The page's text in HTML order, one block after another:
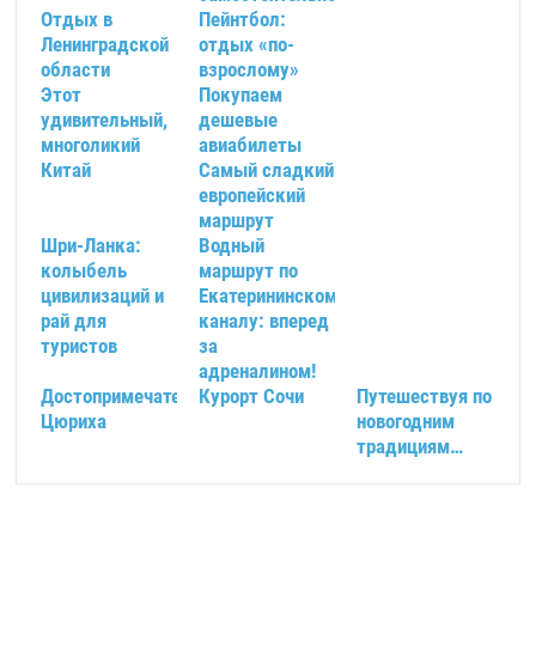
Отдых в
Ленинградской
области
Пейнтбол:
отдых «по-
взрослому»
Этот
удивительный,
многоликий
Китай
Покупаем
дешевые
авиабилеты
Самый сладкий
европейский
маршрут
Шри-Ланка:
колыбель
цивилизаций и
рай для
туристов
Водный
маршрут по
Екатерининскому
каналу: вперед
за
адреналином!
Достопримечательности
Цюриха
Курорт Сочи
Путешествуя по
новогодним
традициям…